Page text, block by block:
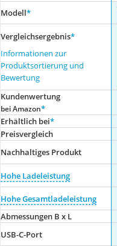
Modell*
Vergleichsergebnis*
Informationen zur
Produktsortierung und
Bewertung
Kundenwertung
bei Amazon*
Erhältlich bei*
Preis­vergleich
Nachhaltiges Produkt
Hohe Ladeleistung
Hohe Gesamtladeleistung
Abmessungen B x L
USB-C-Port